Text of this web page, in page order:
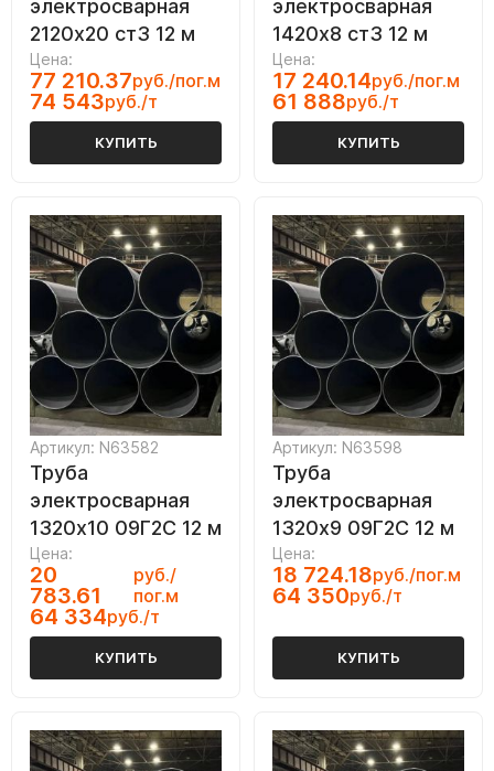
электросварная
2120х20 ст3 12 м
Цена:
77 210.37руб./пог.м
74 543руб./т
КУПИТЬ
электросварная
1420х8 ст3 12 м
Цена:
17 240.14руб./пог.м
61 888руб./т
КУПИТЬ
Артикул: N63582
Труба
электросварная
1320х10 09Г2С 12 м
Цена:
20
783.61
руб./
пог.м
64 334руб./т
КУПИТЬ
Артикул: N63598
Труба
электросварная
1320х9 09Г2С 12 м
Цена:
18 724.18руб./пог.м
64 350руб./т
КУПИТЬ